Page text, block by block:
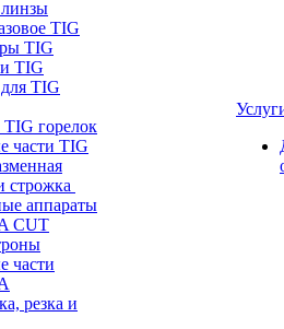
линзы
TIG
TIG
TIG
TIG
горелок
части TIG
строжка
аппараты
CUT
части
резка и